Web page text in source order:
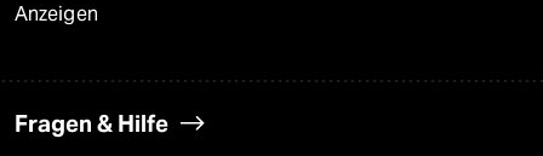
Anzeigen
Fragen & Hilfe